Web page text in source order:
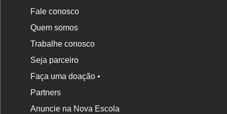
Fale conosco
Quem somos
Trabalhe conosco
Seja parceiro
Faça uma doação •
Partners
Anuncie na Nova Escola